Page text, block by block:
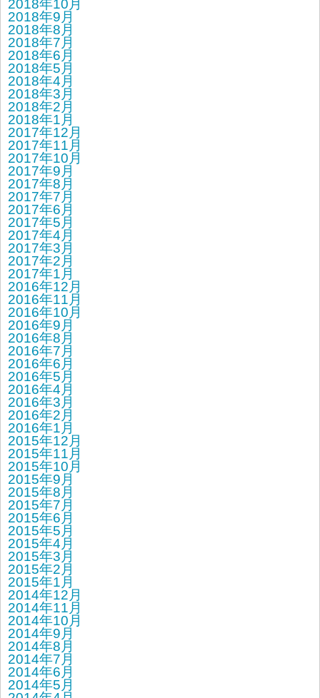
2018年10月
2018年9月
2018年8月
2018年7月
2018年6月
2018年5月
2018年4月
2018年3月
2018年2月
2018年1月
2017年12月
2017年11月
2017年10月
2017年9月
2017年8月
2017年7月
2017年6月
2017年5月
2017年4月
2017年3月
2017年2月
2017年1月
2016年12月
2016年11月
2016年10月
2016年9月
2016年8月
2016年7月
2016年6月
2016年5月
2016年4月
2016年3月
2016年2月
2016年1月
2015年12月
2015年11月
2015年10月
2015年9月
2015年8月
2015年7月
2015年6月
2015年5月
2015年4月
2015年3月
2015年2月
2015年1月
2014年12月
2014年11月
2014年10月
2014年9月
2014年8月
2014年7月
2014年6月
2014年5月